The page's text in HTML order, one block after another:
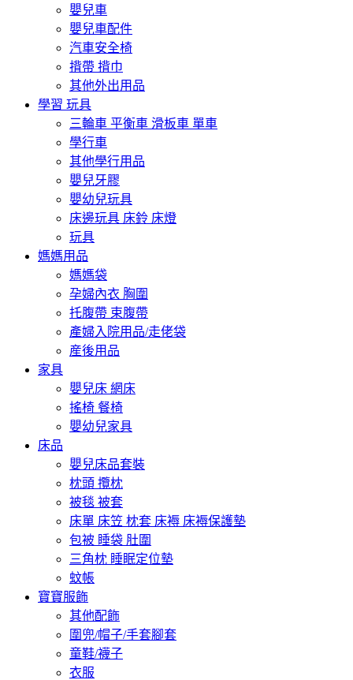
嬰兒車
嬰兒車配件
汽車安全椅
揹帶 揹巾
其他外出用品
學習 玩具
三輪車 平衡車 滑板車 單車
學行車
其他學行用品
嬰兒牙膠
嬰幼兒玩具
床邊玩具 床鈴 床燈
玩具
媽媽用品
媽媽袋
孕婦內衣 胸圍
托腹帶 束腹帶
產婦入院用品/走佬袋
産後用品
家具
嬰兒床 網床
搖椅 餐椅
嬰幼兒家具
床品
嬰兒床品套裝
枕頭 攬枕
被毯 被套
床單 床笠 枕套 床褥 床褥保護墊
包被 睡袋 肚圍
三角枕 睡眠定位墊
蚊帳
寶寶服飾
其他配飾
圍兜/帽子/手套腳套
童鞋/襪子
衣服